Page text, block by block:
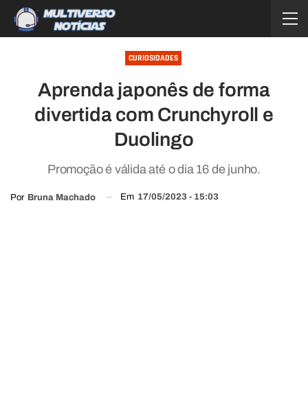
CURIOSIDADES
Aprenda japonês de forma
divertida com Crunchyroll e
Duolingo
Promoção é válida até o dia 16 de junho.
Por Bruna Machado Em 17/05/2023 - 15:03